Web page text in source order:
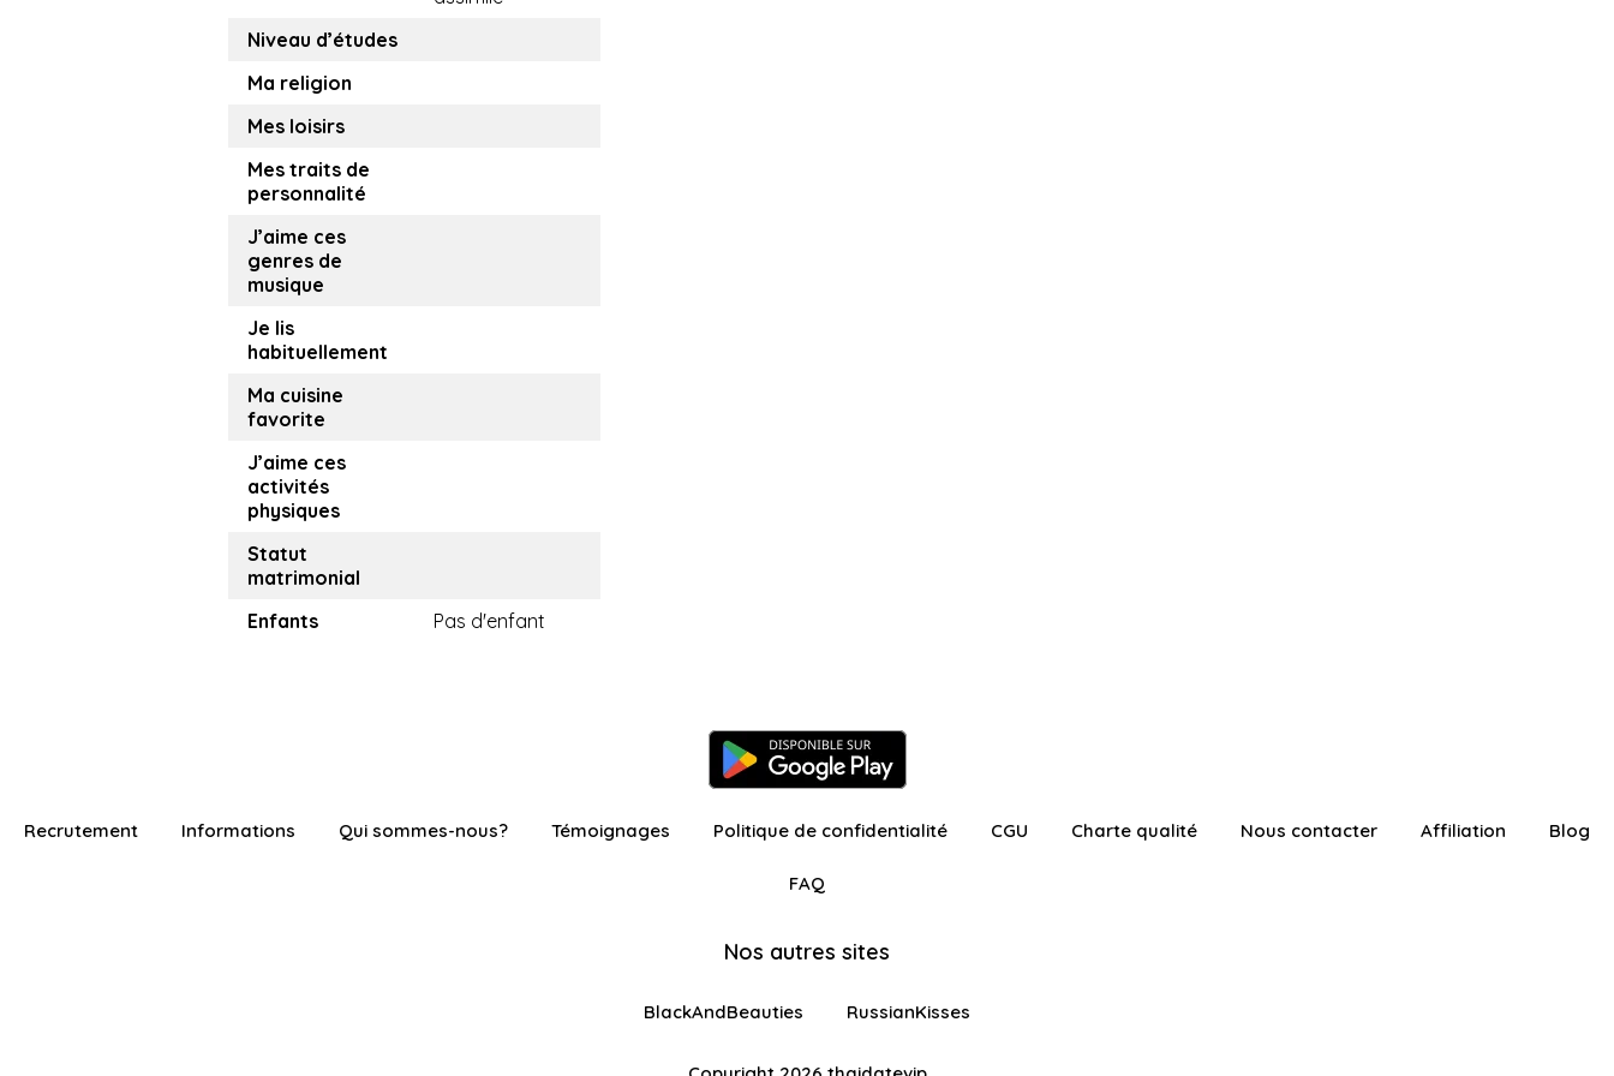
Niveau d’études
Ma religion
Mes loisirs
Mes traits de
personnalité
J’aime ces
genres de
musique
Je lis
habituellement
Ma cuisine
favorite
J’aime ces
activités
physiques
Statut
matrimonial
Enfants
Pas d'enfant
Recrutement Informations Qui sommes-nous? Témoignages Politique de confidentialité CGU Charte qualité Nous contacter Affiliation Blog
FAQ
Nos autres sites
BlackAndBeauties RussianKisses